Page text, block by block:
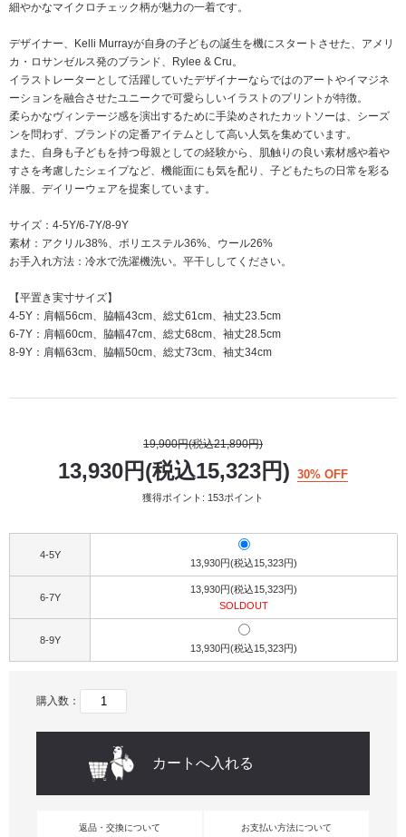
細やかなマイクロチェック柄が魅力の一着です。
デザイナー、Kelli Murrayが自身の子どもの誕生を機にスタートさせた、アメリ
カ・ロサンゼルス発のブランド、Rylee & Cru。
イラストレーターとして活躍していたデザイナーならではのアートやイマジネ
ーションを融合させたユニークで可愛らしいイラストのプリントが特徴。
柔らかなヴィンテージ感を演出するために手染めされたカットソーは、シーズ
ンを問わず、ブランドの定番アイテムとして高い人気を集めています。
また、自身も子どもを持つ母親としての経験から、肌触りの良い素材感や着や
すさを考慮したシェイプなど、機能面にも気を配り、子どもたちの日常を彩る
洋服、デイリーウェアを提案しています。
サイズ：4-5Y/6-7Y/8-9Y
素材：アクリル38%、ポリエステル36%、ウール26%
お手入れ方法：冷水で洗濯機洗い。平干ししてください。
【平置き実寸サイズ】
4-5Y：肩幅56cm、脇幅43cm、総丈61cm、袖丈23.5cm
6-7Y：肩幅60cm、脇幅47cm、総丈68cm、袖丈28.5cm
8-9Y：肩幅63cm、脇幅50cm、総丈73cm、袖丈34cm
19,900円(税込21,890円)
13,930円(税込15,323円) 30% OFF
獲得ポイント: 153ポイント
4-5Y
13,930円(税込15,323円)
6-7Y
13,930円(税込15,323円)
SOLDOUT
8-9Y
13,930円(税込15,323円)
購入数：
返品・交換について お支払い方法について